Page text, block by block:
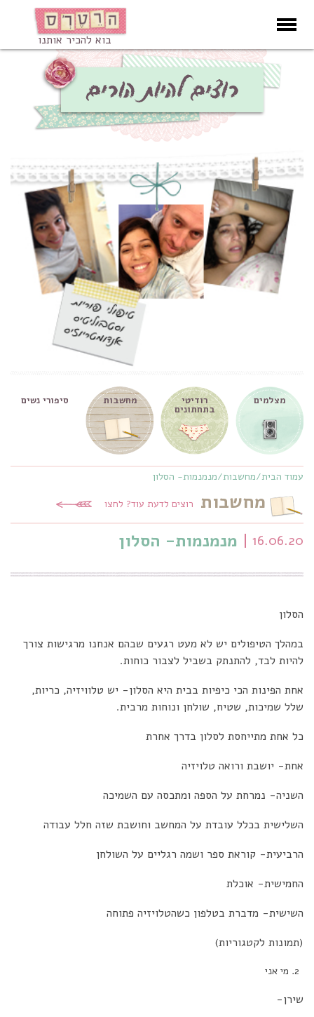
בוא להכיר אותנו
מצלמים רודיטי
בתחתונים
מחשבות סיפורי נשים
עמוד הבית/מחשבות/מנמנמות- הסלון
מחשבות רוצים לדעת עוד? לחצו
16.06.20 מנמנמות- הסלון
הסלון
במהלך הטיפולים יש לא מעט רגעים שבהם אנחנו מרגישות צורך
להיות לבד, להתנתק בשביל לצבור כוחות.
אחת הפינות הכי כיפיות בבית היא הסלון- יש טלוויזיה, כריות,
שלל שמיכות, שטיח, שולחן ונוחות מרבית.
כל אחת מתייחסת לסלון בדרך אחרת
אחת- יושבת ורואה טלויזיה
השניה- נמרחת על הספה ומתכסה עם השמיכה
השלישית בכלל עובדת על המחשב וחושבת שזה חלל עבודה
הרביעית- קוראת ספר ושמה רגליים על השולחן
החמישית- אוכלת
השישית- מדברת בטלפון כשהטלויזיה פתוחה
(תמונות לקטגוריות)
מי אני
שירן-